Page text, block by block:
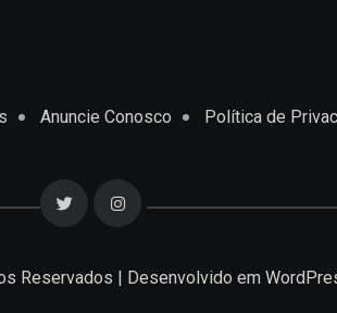
Anuncie Conosco Política de
Reservados | Desenvolvido em